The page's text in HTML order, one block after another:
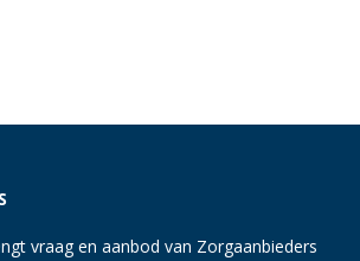
vraag en aanbod van Zorgaanbieders